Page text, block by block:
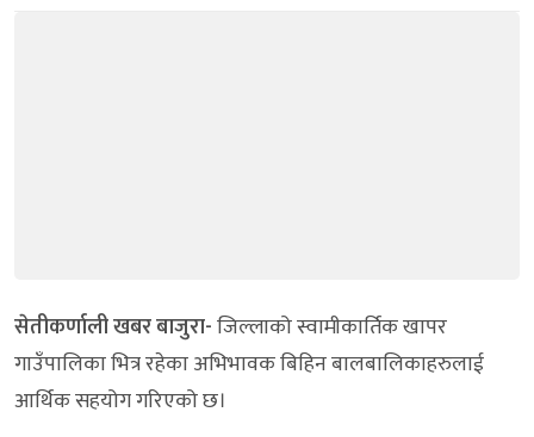
सेतीकर्णाली खबर बाजुरा-जिल्लाको स्वामीकार्तिक खापर
गाउँपालिका भित्र रहेका अभिभावक बिहिन बालबालिकाहरुलाई
आर्थिक सहयोग गरिएको छ।